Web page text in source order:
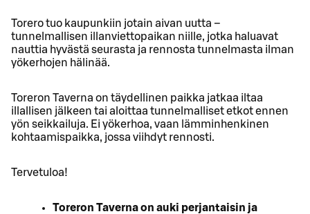
Torero tuo kaupunkiin jotain aivan uutta –
tunnelmallisen illanviettopaikan niille, jotka haluavat
nauttia hyvästä seurasta ja rennosta tunnelmasta ilman
yökerhojen hälinää.
Toreron Taverna on täydellinen paikka jatkaa iltaa
illallisen jälkeen tai aloittaa tunnelmalliset etkot ennen
yön seikkailuja. Ei yökerhoa, vaan lämminhenkinen
kohtaamispaikka, jossa viihdyt rennosti.
Tervetuloa!
Toreron Taverna on auki perjantaisin ja